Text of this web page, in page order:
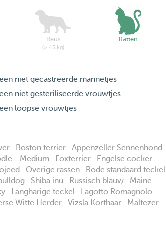
Reus
(> 45 kg)
Katten
niet gecastreerde mannetjes
niet gesteriliseerde vrouwtjes
loopse vrouwtjes
· Boston terrier · Appenzeller Sennenhond
- Medium · Foxterrier · Engelse cocker
· Overige rassen · Rode standaard teckel
· Shiba inu · Russisch blauw · Maine
Langharige teckel · Lagotto Romagnolo ·
Witte Herder · Vizsla Korthaar · Maltezer ·